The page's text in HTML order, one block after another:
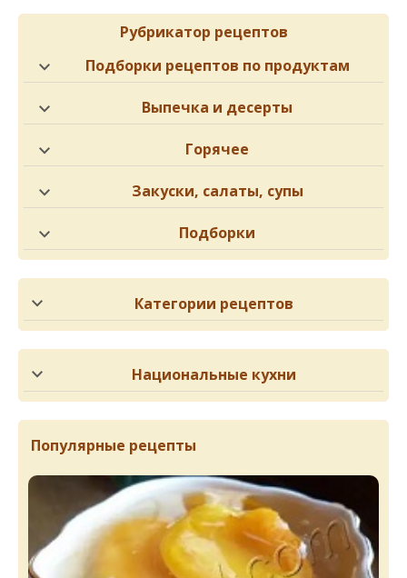
Рубрикатор рецептов
Подборки рецептов по продуктам
Выпечка и десерты
Горячее
Закуски, салаты, супы
Подборки
Категории рецептов
Национальные кухни
Популярные рецепты